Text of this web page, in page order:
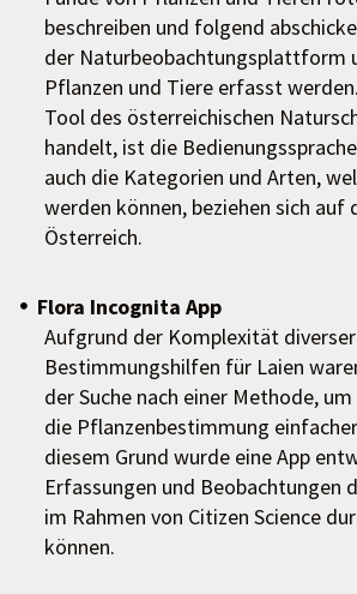
beschreiben und folgend
der Naturbeobachtungsplattform
Pflanzen und Tiere erfasst
Tool des österreichischen
handelt, ist die
auch die Kategorien und Arten,
werden können, beziehen sich auf
Österreich.
Flora Incognita App
Aufgrund der Komplexität diverser
Bestimmungshilfen für Laien
der Suche nach einer Methode,
die Pflanzenbestimmung
diesem Grund wurde eine App
Erfassungen und Beobachtungen
im Rahmen von Citizen Science
können.